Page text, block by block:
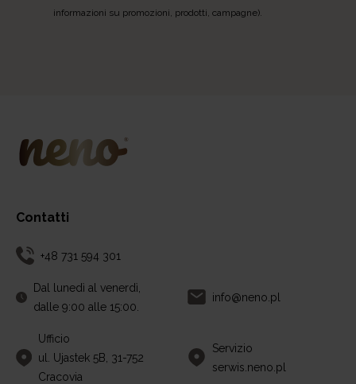
informazioni su promozioni, prodotti, campagne).
Contatti
+48 731 594 301
Dal lunedì al venerdì,
dalle 9:00 alle 15:00.
info@neno.pl
Ufficio
ul. Ujastek 5B, 31-752
Cracovia
Servizio
serwis.neno.pl